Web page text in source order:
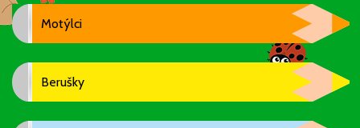
Motýlci
Berušky